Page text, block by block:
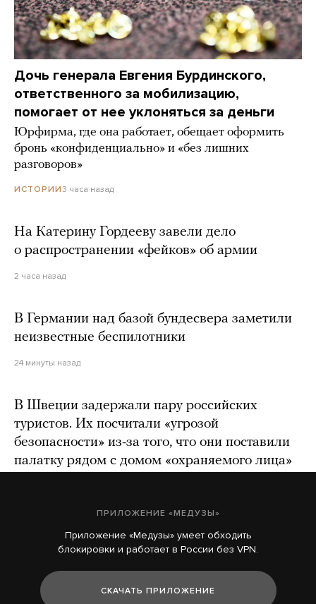
Дочь генерала Евгения Бурдинского,
ответственного за мобилизацию,
помогает от нее уклоняться за деньги
Юрфирма, где она работает, обещает оформить
бронь «конфиденциально» и «без лишних
разговоров»
ИСТОРИИ3 часа назад
На Катерину Гордееву завели дело
о распространении «фейков» об армии
2 часа назад
В Германии над базой бундесвера заметили
неизвестные беспилотники
24 минуты назад
В Швеции задержали пару российских
туристов. Их посчитали «угрозой
безопасности» из-за того, что они поставили
палатку рядом с домом «охраняемого лица»
ПРИЛОЖЕНИЕ «МЕДУЗЫ»
Приложение «Медузы» умеет обходить
блокировки и работает в России без VPN.
СКАЧАТЬ ПРИЛОЖЕНИЕ